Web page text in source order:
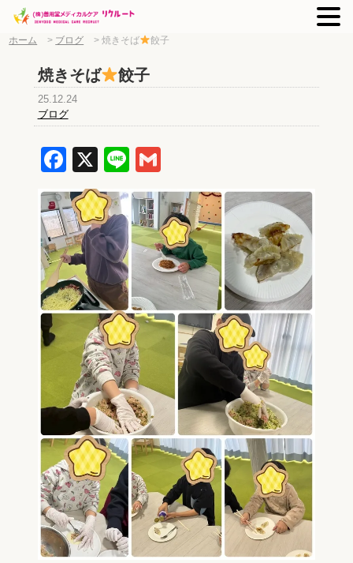
ホーム > ブログ >焼きそば 餃子
焼きそば 餃子
25.12.24
ブログ
Facebook
X Line